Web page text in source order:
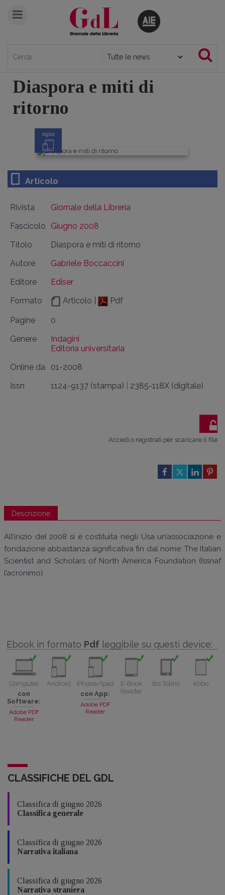
Diaspora e miti di
ritorno
digital
Articolo
Rivista
Giornale della Libreria
Fascicolo
Giugno 2008
Titolo
Diaspora e miti di ritorno
Autore
Gabriele Boccaccini
Editore
Ediser
Formato
Articolo | Pdf
Pagine
0
Genere
Indagini
Editoria universitaria
Online da
01-2008
Issn
1124-9137 (stampa) 2385-118X (digitale)
Accedi o registrati per scaricare il file
Descrizione
All’inizio del 2008 si è costituita negli Usa un’associazione e
fondazione abbastanza significativa fin dal nome: The Italian
Scientist and Scholars of North America Foundation (Issnaf
l’acronimo)
Ebook in formato Pdf leggibile su questi device:
Computer
con
Software:
Adobe PDF
Reader
Android
iPhone/Ipad
con App:
Adobe PDF
Reader
E-Book
Reader
Ibs Tolino Kobo
CLASSIFICHE DEL GDL
Classifica di giugno 2026
Classifica generale
Classifica di giugno 2026
Narrativa italiana
Classifica di giugno 2026
Narrativa straniera